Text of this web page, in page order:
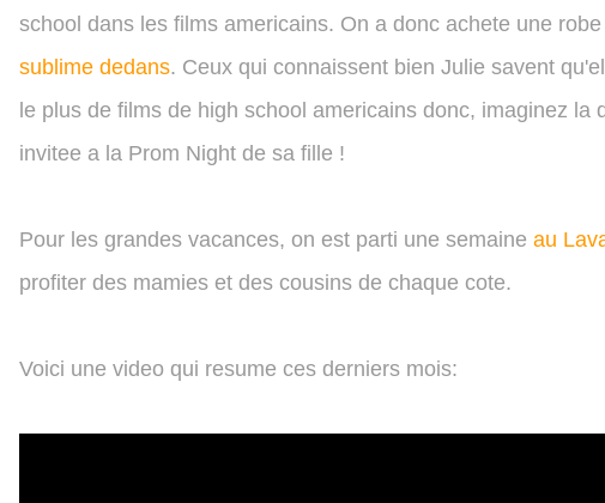
school dans les films americains. On a donc achete une
sublime dedans. Ceux qui connaissent bien Julie savent
le plus de films de high school americains donc, imaginez
invitee a la Prom Night de sa fille !
Pour les grandes vacances, on est parti une semaine au
profiter des mamies et des cousins de chaque cote.
Voici une video qui resume ces derniers mois: